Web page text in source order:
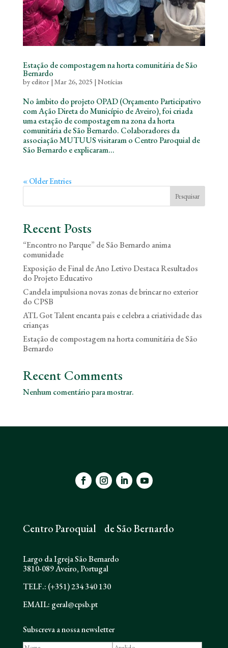
Estação de compostagem na horta comunitária de São
Bernardo
byeditor| Mar 26, 2025 | Notícias
No âmbito do projeto OPAD (Orçamento Participativo
com Ação Direta do Município de Aveiro), foi criada
uma estação de compostagem na zona da horta
comunitária de São Bernardo. Colaboradores da
associação MUTUUS visitaram o Centro Paroquial de
São Bernardo e explicaram...
« Older Entries
Pesquisar
Recent Posts
“Encontro no Parque” de São Bernardo anima
comunidade
Exposição de Final de Ano Letivo Destaca Resultados
do Projeto Educativo
Candela impulsiona novas zonas de brincar no exterior
do CPSB
ATL Got Talent encanta pais e celebra a criatividade das
crianças
Estação de compostagem na horta comunitária de São
Bernardo
Recent Comments
Nenhum comentário para mostrar.
Centro Paroquial de São Bernardo
Largo da Igreja São Bernardo
3810-089 Aveiro, Portugal
TELF.: (+351) 234 340 130
EMAIL: geral@cpsb.pt
Subscreva a nossa newsletter